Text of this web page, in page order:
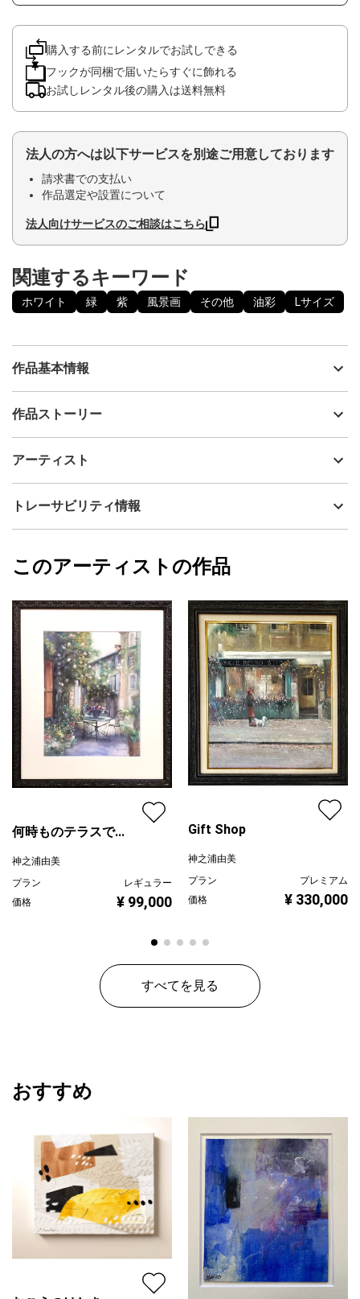
購入する前にレンタルでお試しできる
フックが同梱で届いたらすぐに飾れる
お試しレンタル後の購入は送料無料
法人の方へは以下サービスを別途ご用意しております
請求書での支払い
作品選定や設置について
法人向けサービスのご相談はこちら
関連するキーワード
ホワイト 緑 紫 風景画 その他 油彩 Lサイズ
作品基本情報
出品者
制作年
油彩
カラー
ホワイト
配送目安
二週間以内
作品ストーリー
作した作品です。油絵具(DUO)を用いて描いています。和モダンな
安心の前面UVカットアクリル板仕様です。
アーティスト
神之浦由美
フォローする
トレーサビリティ情報
神之浦由美
このアーティストの作品
何時ものテラスで...
神之浦由美
プラン
レギュラー
価格
¥ 99,000
Gift Shop
神之浦由美
プラン
プレミアム
価格
¥ 330,000
すべてを見る
おすすめ